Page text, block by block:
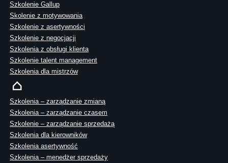
Szkolenie Gallup
Skolenie z motywowania
Szkolenie z asertywności
Szkolenie z negocjacji
Szkolenia z obsługi klienta
Szkolenie talent management
Szkolenia dla mistrzów
Szkolenia – zarządzanie zmianą
Szkolenia – zarządzanie czasem
Szkolenie – zarządzanie sprzedażą
Szkolenia dla kierowników
Szkolenia asertywność
Szkolenia – menedżer sprzedaży